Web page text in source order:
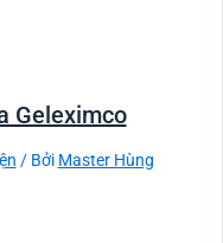
Geleximco
/ Bởi Master Hùng